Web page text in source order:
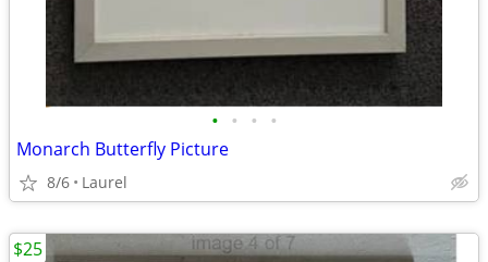
• • • •
Monarch Butterfly Picture
8/6 Laurel
$25